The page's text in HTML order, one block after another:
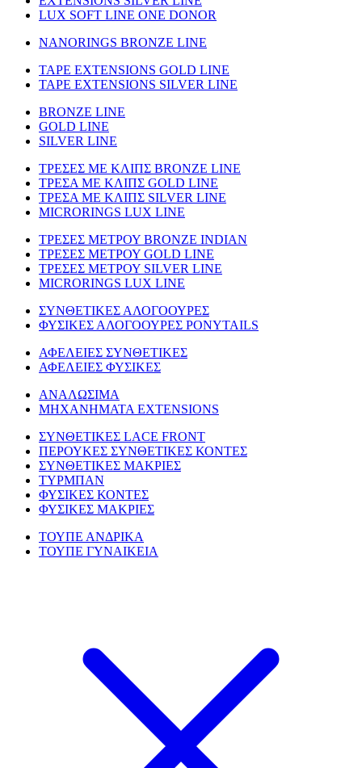
LUX SOFT LINE ONE DONOR
NANORINGS BRONZE LINE
TAPE EXTENSIONS GOLD LINE
TAPE EXTENSIONS SILVER LINE
BRONZE LINE
GOLD LINE
SILVER LINE
ΤΡΕΣΕΣ ΜΕ ΚΛΙΠΣ BRONZE LINE
ΤΡΕΣΑ ΜΕ ΚΛΙΠΣ GOLD LINE
ΤΡΕΣΑ ΜΕ ΚΛΙΠΣ SILVER LINE
MICRORINGS LUX LINE
TΡΕΣΕΣ ΜΕΤΡΟΥ BRONZE INDIAN
ΤΡΕΣΕΣ ΜΕΤΡΟΥ GOLD LINE
ΤΡΕΣΕΣ ΜΕΤΡΟΥ SILVER LINE
MICRORINGS LUX LINE
ΣΥΝΘΕΤΙΚΕΣ ΑΛΟΓΟΟΥΡΕΣ
ΦΥΣΙΚΕΣ ΑΛΟΓΟΟΥΡΕΣ PONYTAILS
ΑΦΕΛΕΙΕΣ ΣΥΝΘΕΤΙΚΕΣ
ΑΦΕΛΕΙΕΣ ΦΥΣΙΚΕΣ
ΑΝΑΛΩΣΙΜΑ
ΜΗΧΑΝΗΜΑΤΑ EXTENSIONS
ΣΥΝΘΕΤΙΚΕΣ LACE FRONT
ΠΕΡΟΥΚΕΣ ΣΥΝΘΕΤΙΚΕΣ ΚΟΝΤΕΣ
ΣΥΝΘΕΤΙΚΕΣ ΜΑΚΡΙΕΣ
ΤΥΡΜΠΑΝ
ΦΥΣΙΚΕΣ ΚΟΝΤΕΣ
ΦΥΣΙΚΕΣ ΜΑΚΡΙΕΣ
ΤΟΥΠΕ ΑΝΔΡΙΚΑ
ΤΟΥΠΕ ΓΥΝΑΙΚΕΙΑ